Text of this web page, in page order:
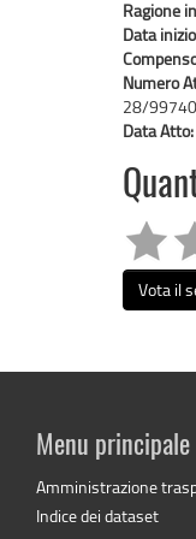
Ragione
Data
Numero
28/99740
Data Atto:
Vota il
Menu principale
Amministrazione
Indice dei dataset